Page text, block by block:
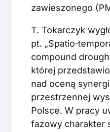
zawieszonego
T. Tokarczyk
pt.
compound
której
nad oceną
przestrzennej
Polsce. W pracy
fazowy charakter